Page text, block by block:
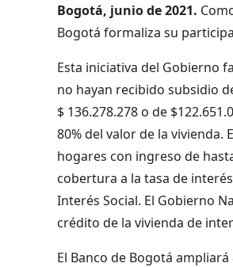
Bogotá, junio de 2021.
Bogotá formaliza su
Esta iniciativa del Gobierno
no hayan recibido subsidio
$ 136.278.278 o de
80% del valor de la vivienda.
hogares con ingreso de
cobertura a la tasa de
Interés Social. El Gobierno
crédito de la vivienda de
El Banco de Bogotá